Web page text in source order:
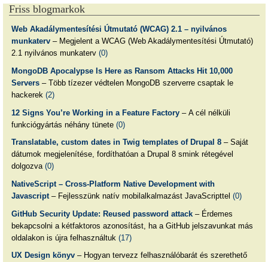
Friss blogmarkok
Web Akadálymentesítési Útmutató (WCAG) 2.1 – nyilvános
munkaterv– Megjelent a WCAG (Web Akadálymentesítési Útmutató)
2.1 nyilvános munkaterv (0)
MongoDB Apocalypse Is Here as Ransom Attacks Hit 10,000
Servers– Több tízezer védtelen MongoDB szerverre csaptak le
hackerek (2)
12 Signs You’re Working in a Feature Factory– A cél nélküli
funkciógyártás néhány tünete (0)
Translatable, custom dates in Twig templates of Drupal 8– Saját
dátumok megjelenítése, fordíthatóan a Drupal 8 smink rétegével
dolgozva (0)
NativeScript – Cross-Platform Native Development with
Javascript– Fejlesszünk natív mobilalkalmazást JavaScripttel (0)
GitHub Security Update: Reused password attack– Érdemes
bekapcsolni a kétfaktoros azonosítást, ha a GitHub jelszavunkat más
oldalakon is újra felhasználtuk (17)
UX Design könyv– Hogyan tervezz felhasználóbarát és szerethető